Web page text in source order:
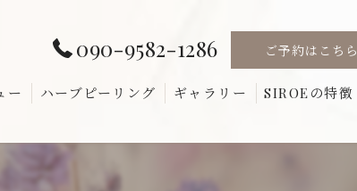
090-9582-1286 ご予約はこちら
ー ハーブピーリング ギャラリー SIROEの特徴